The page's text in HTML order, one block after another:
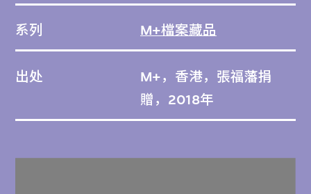
系列 M+檔案藏品
出处
M+，香港，張福藩捐
贈，2018年